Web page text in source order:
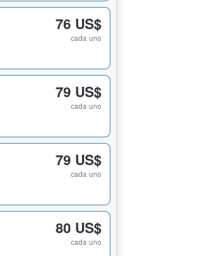
76 US$
cada uno
79 US$
cada uno
79 US$
cada uno
80 US$
cada uno